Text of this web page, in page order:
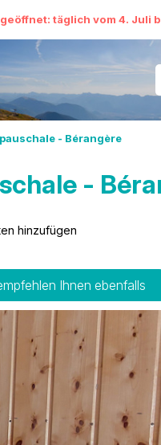
täglich vom 4. Juli
- Bérangère
-
hinzufügen
Ihnen ebenfalls